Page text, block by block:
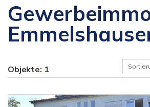
Objekte: 1